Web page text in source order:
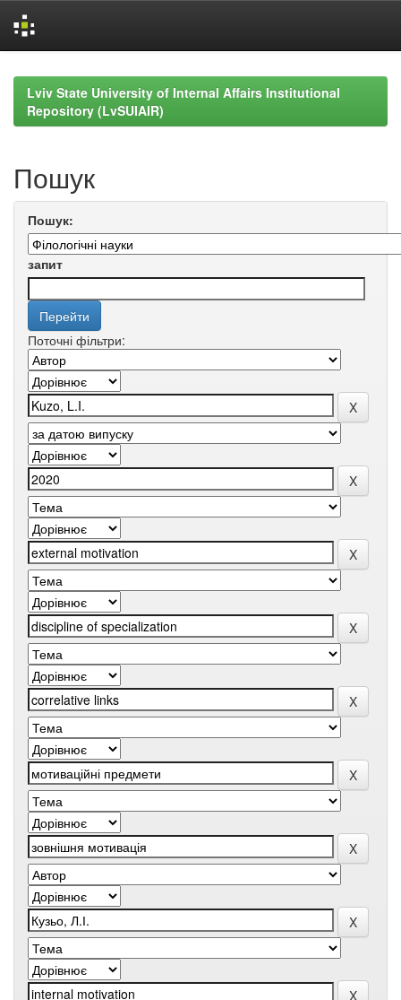
navigationLviv State University of Internal Affairs Institutional
Repository (LvSUIAIR)
Пошук
Пошук:
запит
Поточні фільтри: